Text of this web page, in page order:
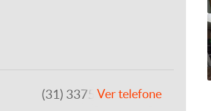
(31) 3375-2022Ver telefone